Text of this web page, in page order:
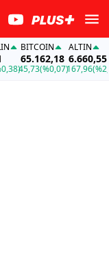
BITCOIN
65.162,18
45,73(%0,07)
ALTIN
6.660,55
167,96(%2,59)-